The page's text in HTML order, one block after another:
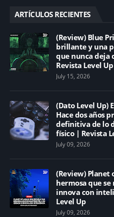
ARTÍCULOS RECIENTES
(Review) Blue
brillante y una
que nunca deja
Revista Level Up
July 15, 2026
(Dato Level Up)
Hace dos años
definitiva de lo
físico | Revista
July 09, 2026
(Review) Planet
hermosa que
innova con
Level Up
July 09, 2026